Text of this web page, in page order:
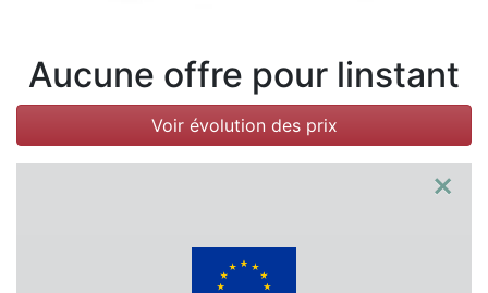
Aucune offre pour linstant
Voir évolution des prix
×